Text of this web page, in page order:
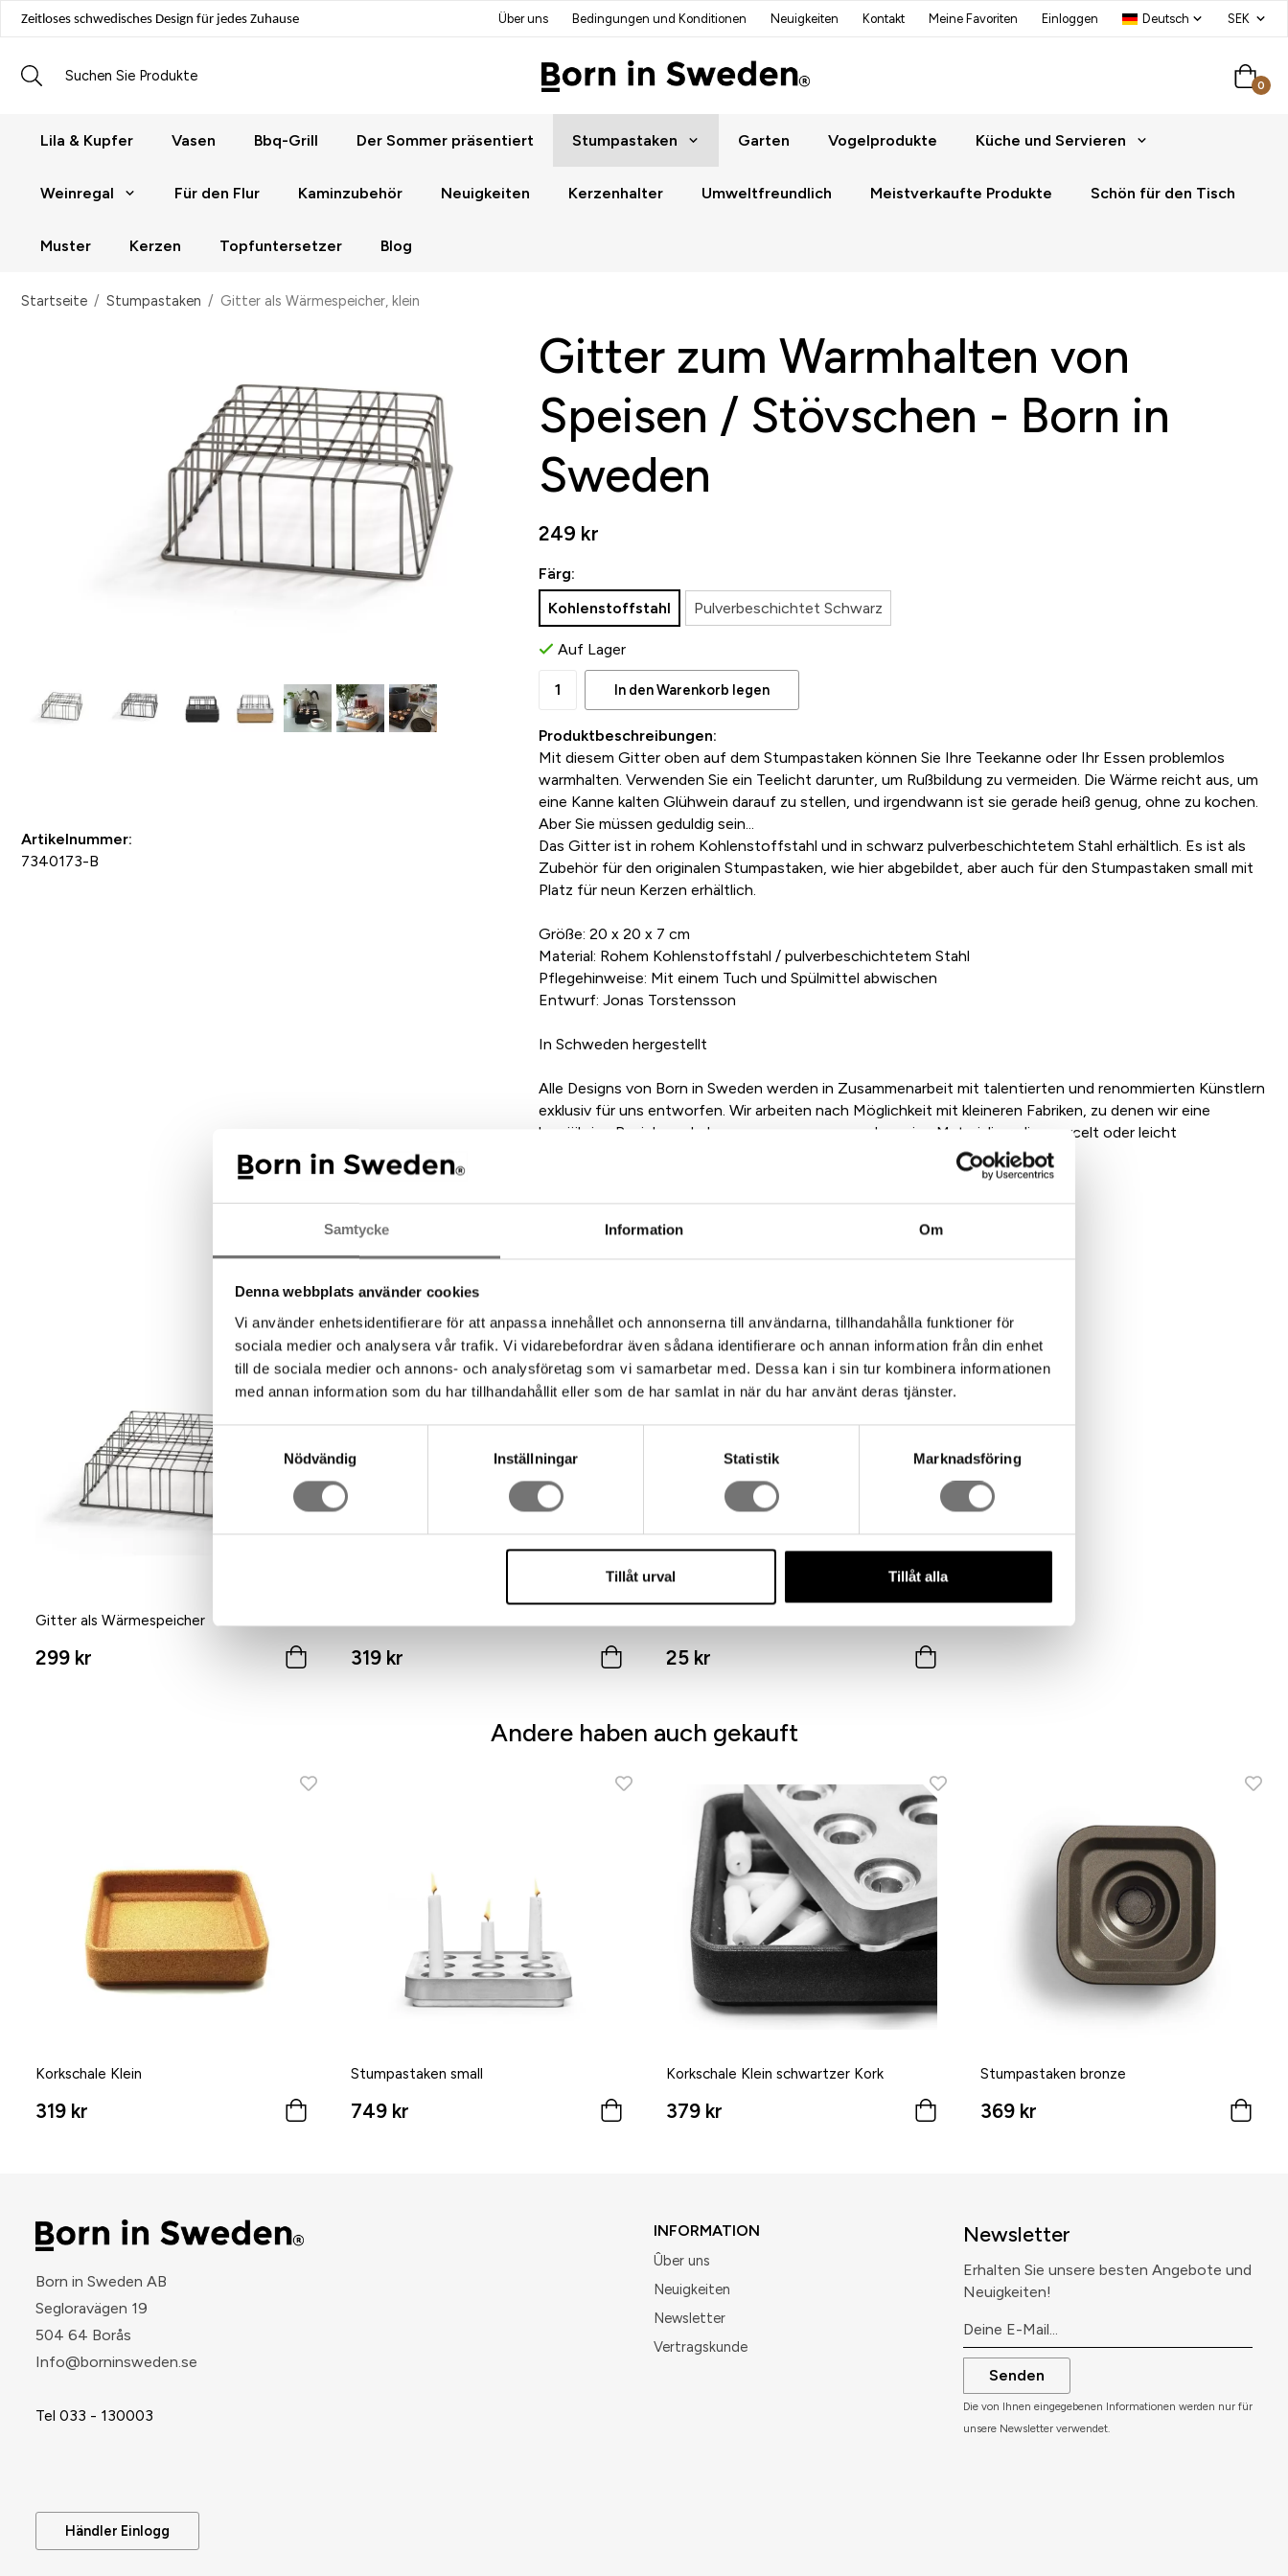
Samtycke Information Om
Denna webbplats använder cookies
Vi använder enhetsidentifierare för att anpassa innehållet och annonserna till användarna, tillhandahålla funktioner för
sociala medier och analysera vår trafik. Vi vidarebefordrar även sådana identifierare och annan information från din enhet
till de sociala medier och annons- och analysföretag som vi samarbetar med. Dessa kan i sin tur kombinera informationen
med annan information som du har tillhandahållit eller som de har samlat in när du har använt deras tjänster.
Samtyckesval
Nödvändig
Inställningar Statistik Marknadsföring
Tillåt urval Tillåt alla
Zeitloses schwedisches Design für jedes Zuhause Über uns Bedingungen und Konditionen Neuigkeiten Kontakt Meine Favoriten Einloggen
0
Lila & Kupfer Vasen Bbq-Grill Der Sommer präsentiert Stumpastaken Garten Vogelprodukte Küche und Servieren
Weinregal Für den Flur Kaminzubehör Neuigkeiten Kerzenhalter Umweltfreundlich Meistverkaufte Produkte Schön für den Tisch
Muster Kerzen Topfuntersetzer Blog
Startseite / Stumpastaken / Gitter als Wärmespeicher, klein
Gitter zum Warmhalten von
Speisen / Stövschen - Born in
Sweden
249 kr
Färg:
Kohlenstoffstahl
Pulverbeschichtet Schwarz
Auf Lager
In den Warenkorb legen
Produktbeschreibungen:
Mit diesem Gitter oben auf dem Stumpastaken können Sie Ihre Teekanne oder Ihr Essen problemlos
warmhalten. Verwenden Sie ein Teelicht darunter, um Rußbildung zu vermeiden. Die Wärme reicht aus, um
eine Kanne kalten Glühwein darauf zu stellen, und irgendwann ist sie gerade heiß genug, ohne zu kochen.
Aber Sie müssen geduldig sein...
Das Gitter ist in rohem Kohlenstoffstahl und in schwarz pulverbeschichtetem Stahl erhältlich. Es ist als
Zubehör für den originalen Stumpastaken, wie hier abgebildet, aber auch für den Stumpastaken small mit
Platz für neun Kerzen erhältlich.
Größe: 20 x 20 x 7 cm
Material: Rohem Kohlenstoffstahl / pulverbeschichtetem Stahl
Pflegehinweise: Mit einem Tuch und Spülmittel abwischen
Entwurf: Jonas Torstensson
In Schweden hergestellt
Alle Designs von Born in Sweden werden in Zusammenarbeit mit talentierten und renommierten Künstlern
exklusiv für uns entworfen. Wir arbeiten nach Möglichkeit mit kleineren Fabriken, zu denen wir eine
langjährige Beziehung haben zusammen, verwenden reine Materialien, die recycelt oder leicht
Artikelnummer:
7340173-B
Empfohlenes Zubehör für dieses Produkt
Gitter als Wärmespeicher
299 kr 319 kr 25 kr
Andere haben auch gekauft
Korkschale Klein
319 kr
Stumpastaken small
749 kr
Korkschale Klein schwartzer Kork
379 kr
Stumpastaken bronze
369 kr
Born in Sweden AB
Segloravägen 19
504 64 Borås
​Info@borninsweden.se
Tel 033 - 130003
Händler Einlogg
INFORMATION
Ûber uns
Neuigkeiten
Newsletter
Vertragskunde
Newsletter
Erhalten Sie unsere besten Angebote und
Neuigkeiten!
Senden
Die von Ihnen eingegebenen Informationen werden nur für
unsere Newsletter verwendet.